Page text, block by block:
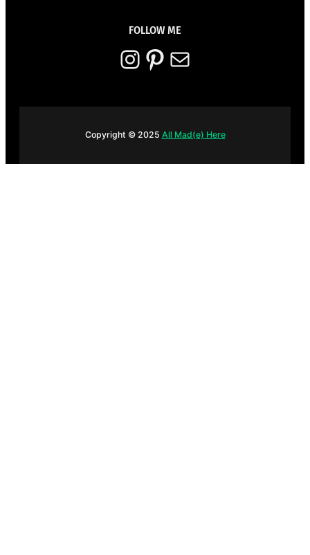
FOLLOW ME
Instagram Pinterest E-mail
Copyright © 2025 All Mad(e) Here